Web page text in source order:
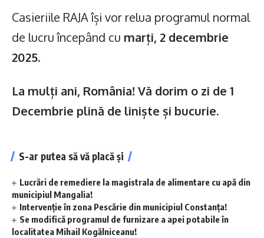
Casieriile RAJA își vor relua programul normal
de lucru începând cu marți, 2 decembrie
2025.
La mulți ani, România! Vă dorim o zi de 1
Decembrie plină de liniște și bucurie.
S-ar putea să vă placă și
Lucrări de remediere la magistrala de alimentare cu apă din
municipiul Mangalia!
Intervenție în zona Pescărie din municipiul Constanța!
Se modifică programul de furnizare a apei potabile în
localitatea Mihail Kogălniceanu!